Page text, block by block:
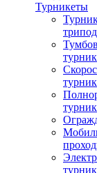
Турникеты